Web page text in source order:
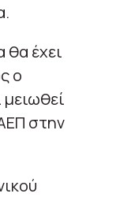
έχει
ο
μειωθεί
στην